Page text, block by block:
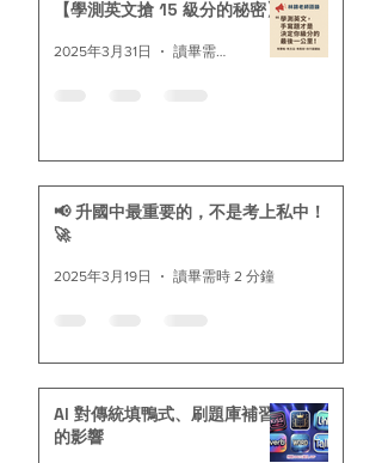
【學測英文搶 15 級分的秘密】
2025年3月31日
📢 升國中最重要的，不是考上私中！
🚀
2025年3月19日 讀畢需時 2 分鐘
AI 對傳統填鴨式、刷題庫補習
的影響